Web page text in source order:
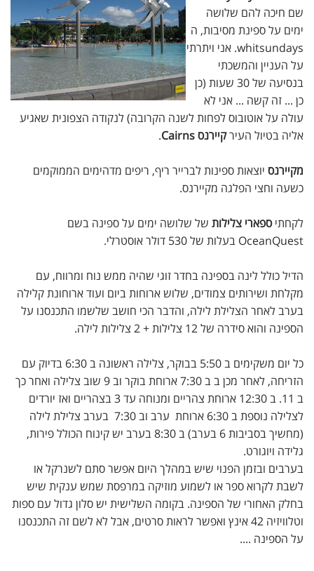
שם חיכה להם שלושה
ימים על ספינת מסיבות, ה
whitsundays. אני ויתרתי
על העניין והמשכתי
בנסיעה של 30 שעות (כן
כן ... זה קשה ... אני לא
עולה על אוטובוס לפחות לשנה הקרובה) לנקודה הצפונית שאגיע
אליה בטיול העירקיירנס Cairns .
מקיירנס יוצאות ספינות לברייר ריף, ריפים מדהימים הממוקמים
כשעה וחצי הפלגה מקיירנס.
לקחתיספארי צלילות של שלושה ימים על ספינה בשם
OceanQuest בעלות של 530 דולר אוסטרלי.
הדיל כולל לינה בספינה בחדר זוגי שהיה ממש נוח ומרווח, עם
מקלחת ושירותים צמודים, שלוש ארוחות ביום ועוד ארוחונת קלילה
בערב לאחר הצלילת לילה, והדבר הכי חושב שלשמו התכנסנו על
הספינה והוא סידרה של 12 צלילות + 2 צלילות לילה.
כל יום משקימים ב 5:50 בבוקר, צלילה ראשונה ב 6:30 בדיוק עם
הזריחה, לאחר מכן ב ב 7:30 ארוחת בוקר וב 9 שוב צלילה ואחר כך
ב 11. ב 12:30 ארוחת צהריים ומנוחה עד 3 בצהריים ואז יורדים
לצלילה נוספת ב 6:30 ארוחת ערב וב 7:30 בערב צלילת לילה
(מחשיך בסביבות 6 בערב) ב 8:30 בערב יש קינוח הכולל פירות,
גלידה ויוגורט.
בערבים ובזמן הפנוי שיש במהלך היום אפשר סתם לשנרקל או
לשבת לקרוא ספר או לשמוע מוזיקה במרפסת שמש ענקית שיש
בחלק האחורי של הספינה. בקומה השלישית יש סלון גדול עם ספות
וטלוויזיה 42 אינץ ואפשר לראות סרטים, אבל לא לשם זה התכנסנו
על הספינה ....